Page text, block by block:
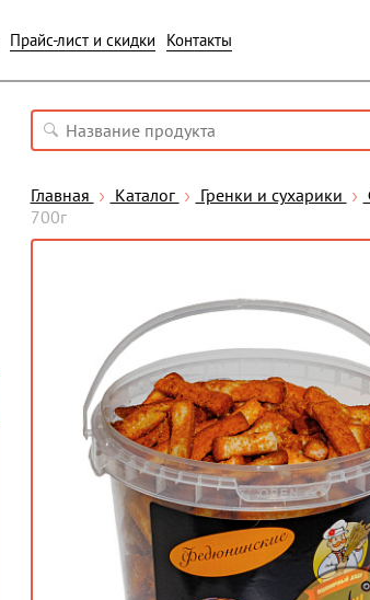
Прайс-лист и скидки Контакты
Главная Каталог Гренки и сухарики
700г